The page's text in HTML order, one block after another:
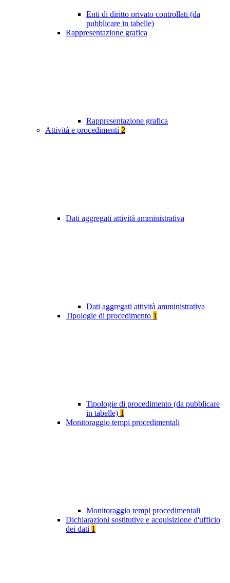
Enti di diritto privato controllati (da
pubblicare in tabelle)
Rappresentazione grafica
Rappresentazione grafica
Attività e procedimenti 2
Dati aggregati attività amministrativa
Dati aggregati attività amministrativa
Tipologie di procedimento 1
Tipologie di procedimento (da pubblicare
in tabelle) 1
Monitoraggio tempi procedimentali
Monitoraggio tempi procedimentali
Dichiarazioni sostitutive e acquisizione d'ufficio
dei dati 1